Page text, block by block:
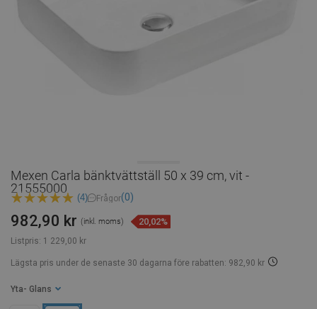
Mexen Carla bänktvättställ 50 x 39 cm, vit -
21555000
(4) Frågor(0)
Listpris: 1 229,00 kr
982,90 kr (inkl. moms) 20,02%
Lägsta pris under de senaste 30 dagarna före rabatten: 982,90 kr
Yta - Glans